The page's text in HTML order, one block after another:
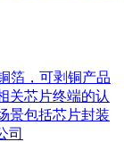
箔，可剥铜产品
关芯片终端的认
景包括芯片封装
司